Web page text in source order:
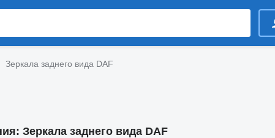
Зеркала заднего вида DAF
Зеркала заднего вида DAF